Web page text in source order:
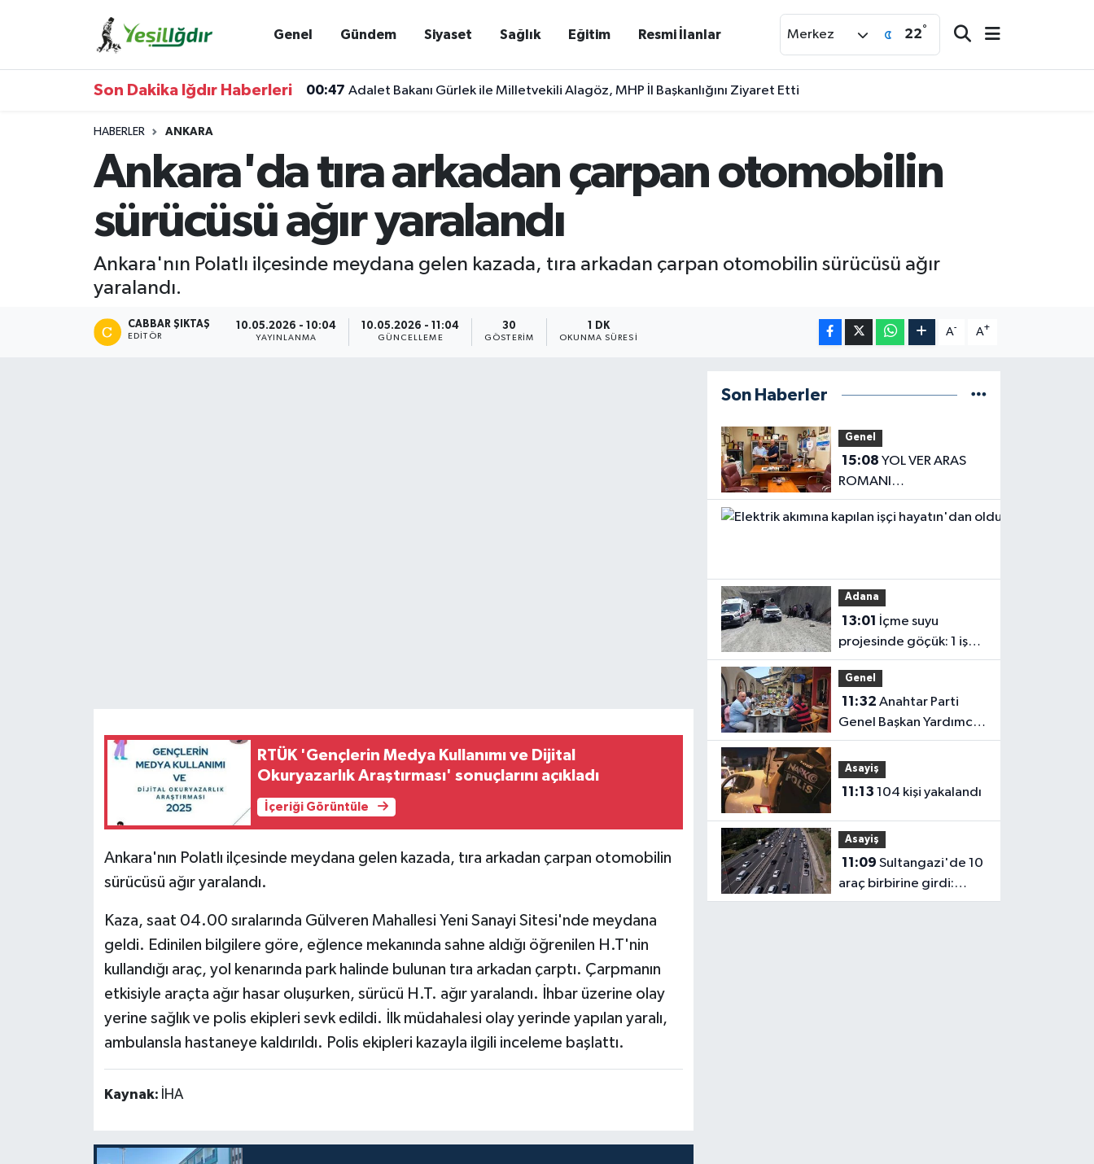
Genel Gündem Siyaset Sağlık Eğitim Resmi İlanlar Merkez 22°
Son Dakika Iğdır Haberleri 00:47 Adalet Bakanı Gürlek ile Milletvekili Alagöz, MHP İl Başkanlığını Ziyaret Etti
HABERLER ANKARA
Ankara'da tıra arkadan çarpan otomobilin
sürücüsü ağır yaralandı
Ankara'nın Polatlı ilçesinde meydana gelen kazada, tıra arkadan çarpan otomobilin sürücüsü ağır
yaralandı.
CABBAR ŞIKTAŞ
EDITÖR
10.05.2026 - 10:04
YAYINLANMA
10.05.2026 - 11:04
GÜNCELLEME
30
GÖSTERIM
1 DK
OKUNMA SÜRESI
A- A+
RTÜK 'Gençlerin Medya Kullanımı ve Dijital
Okuryazarlık Araştırması' sonuçlarını açıkladı
İçeriği Görüntüle
Ankara'nın Polatlı ilçesinde meydana gelen kazada, tıra arkadan çarpan otomobilin
sürücüsü ağır yaralandı.
Kaza, saat 04.00 sıralarında Gülveren Mahallesi Yeni Sanayi Sitesi'nde meydana
geldi. Edinilen bilgilere göre, eğlence mekanında sahne aldığı öğrenilen H.T'nin
kullandığı araç, yol kenarında park halinde bulunan tıra arkadan çarptı. Çarpmanın
etkisiyle araçta ağır hasar oluşurken, sürücü H.T. ağır yaralandı. İhbar üzerine olay
yerine sağlık ve polis ekipleri sevk edildi. İlk müdahalesi olay yerinde yapılan yaralı,
ambulansla hastaneye kaldırıldı. Polis ekipleri kazayla ilgili inceleme başlattı.
Kaynak: İHA
Son Haberler
Genel
15:08
ROMANI
OKUYUCUSUYLA
BULUŞTU
Adana
13:01
projesinde göçük: 1 işçi
hayatını kaybetti, 1'i
ağır yaralı
Genel
11:32
Genel Başkan Yardımcısı
Demiröz, Iğdır’da Basın
Mensuplarıyla Buluştu
Asayiş
11:13 104 kişi yakalandı
Asayiş
11:09
araç birbirine girdi:
Trafik yoğunluğu
Iğdır Trafik Yoğunluk Haritası
Süper Lig Puan Durumu ve Fikstür
Tüm Manşetler